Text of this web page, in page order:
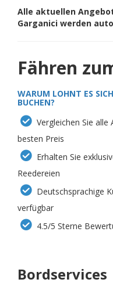
Alle aktuellen
Garganici werden
Fähren
WARUM LOHNT ES
BUCHEN?
Vergleichen Sie
besten Preis
Erhalten Sie
Reedereien
Deutschsprachige
verfügbar
4.5/5 Sterne
Bordservices